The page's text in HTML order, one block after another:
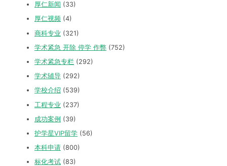
厚仁新闻 (33)
厚仁视频 (4)
商科专业 (321)
学术紧急 开除 停学 作弊 (752)
学术紧急专栏 (292)
学术辅导 (292)
学校介绍 (539)
工程专业 (237)
成功案例 (39)
护学星VIP留学 (56)
本科申请 (800)
标化考试 (83)